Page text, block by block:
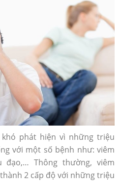
phát hiện vì những triệu
với một số bệnh như: viêm
đạo,… Thông thường, viêm
2 cấp độ với những triệu